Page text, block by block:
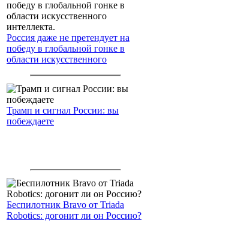
Россия даже не претендует на
победу в глобальной гонке в
области искусственного
Трамп и сигнал России: вы
побеждаете
Беспилотник Bravo от Triada
Robotics: догонит ли он Россию?